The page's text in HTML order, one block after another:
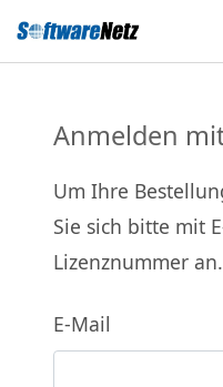
Anmelden
Um Ihre
Sie sich bitte mit
Lizenznummer an.
E-Mail